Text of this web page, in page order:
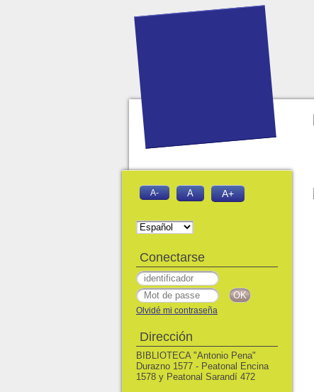
A- A A+
Conectarse
Olvidé mi contraseña
Dirección
BIBLIOTECA "Antonio Pena"
Durazno 1577 - Peatonal Encina
1578 y Peatonal Sarandí 472